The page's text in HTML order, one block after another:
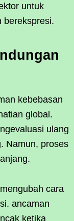
untuk
berekspresi.
kebebasan
global.
ulang
Namun, proses
cara
ancaman
ketika